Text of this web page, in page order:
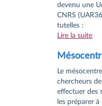
devenu une
CNRS
tutelles :
Lire la suite
Le
chercheurs
effectuer des
les préparer